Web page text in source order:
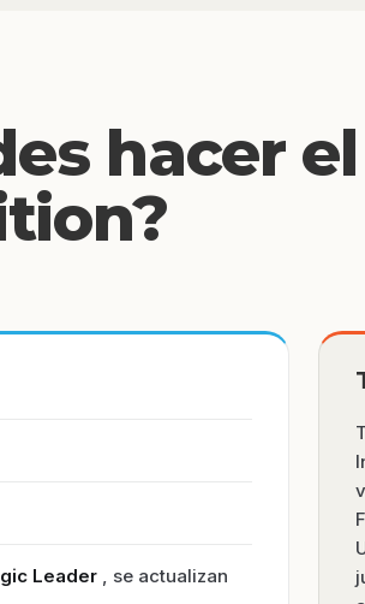
hacer
Leader , se actualizan